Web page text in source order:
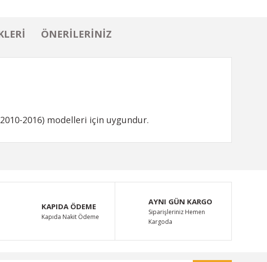
ÖNERILERINIZ
2016) modelleri için uygundur.
KAPIDA ÖDEME
Kapıda Nakit Ödeme
AYNI GÜN KARGO
Siparişleriniz Hemen
Kargoda